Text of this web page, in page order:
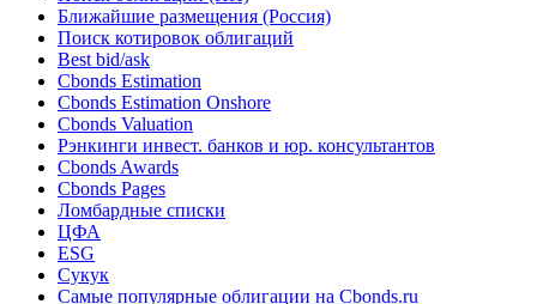
Облигации
Поиск облигаций & Карты рынка
Поиск облигаций (ИИ)
Ближайшие размещения (Россия)
Поиск котировок облигаций
Best bid/ask
Cbonds Estimation
Cbonds Estimation Onshore
Cbonds Valuation
Рэнкинги инвест. банков и юр. консультантов
Cbonds Awards
Cbonds Pages
Ломбардные списки